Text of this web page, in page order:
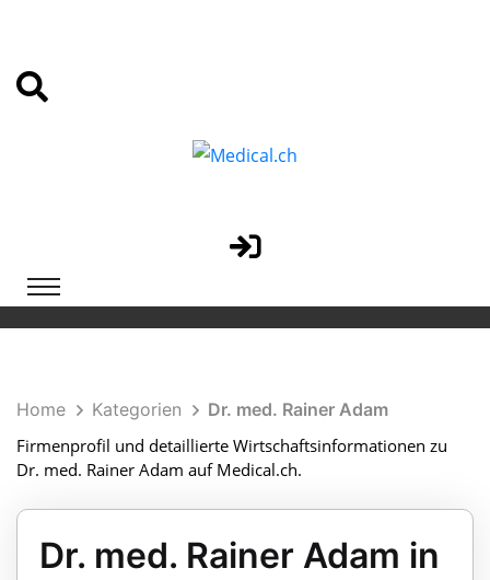
Home Kategorien
Dr. med. Rainer Adam
Firmenprofil und detaillierte Wirtschaftsinformationen zu
Dr. med. Rainer Adam auf Medical.ch.
Dr. med. Rainer Adam in